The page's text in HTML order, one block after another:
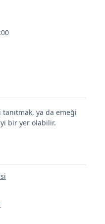
ya da emeği
bir yer olabilir.